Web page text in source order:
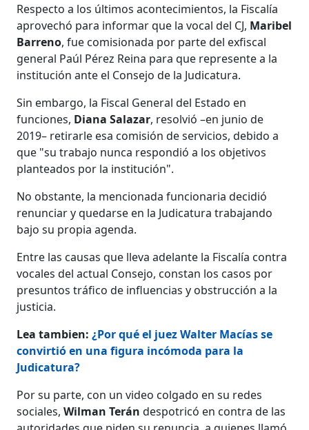
Respecto a los últimos acontecimientos, la Fiscalía
aprovechó para informar que la vocal del CJ, Maribel
Barreno, fue comisionada por parte del exfiscal
general Paúl Pérez Reina para que represente a la
institución ante el Consejo de la Judicatura.
Sin embargo, la Fiscal General del Estado en
funciones, Diana Salazar, resolvió –en junio de
2019– retirarle esa comisión de servicios, debido a
que "su trabajo nunca respondió a los objetivos
planteados por la institución".
No obstante, la mencionada funcionaria decidió
renunciar y quedarse en la Judicatura trabajando
bajo su propia agenda.
Entre las causas que lleva adelante la Fiscalía contra
vocales del actual Consejo, constan los casos por
presuntos tráfico de influencias y obstrucción a la
justicia.
Lea tambien: ¿Por qué el juez Walter Macías se
convirtió en una figura incómoda para la
Judicatura?
Por su parte, con un video colgado en su redes
sociales, Wilman Terán despotricó en contra de las